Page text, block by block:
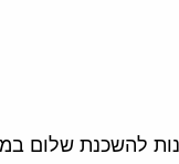
להשכנת שלום